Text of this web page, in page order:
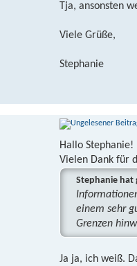
Tja, ansonsten
Viele Grüße,
Stephanie
Hallo Stephanie!
Vielen Dank für
Stephanie hat
einem sehr
Grenzen
Ja ja, ich weiß.